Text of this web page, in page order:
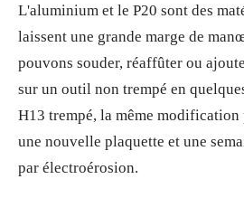
L'aluminium et le P20 sont des
laissent une grande marge de
pouvons souder, réaffûter ou
sur un outil non trempé en
H13 trempé, la même modification
une nouvelle plaquette et une
par électroérosion.